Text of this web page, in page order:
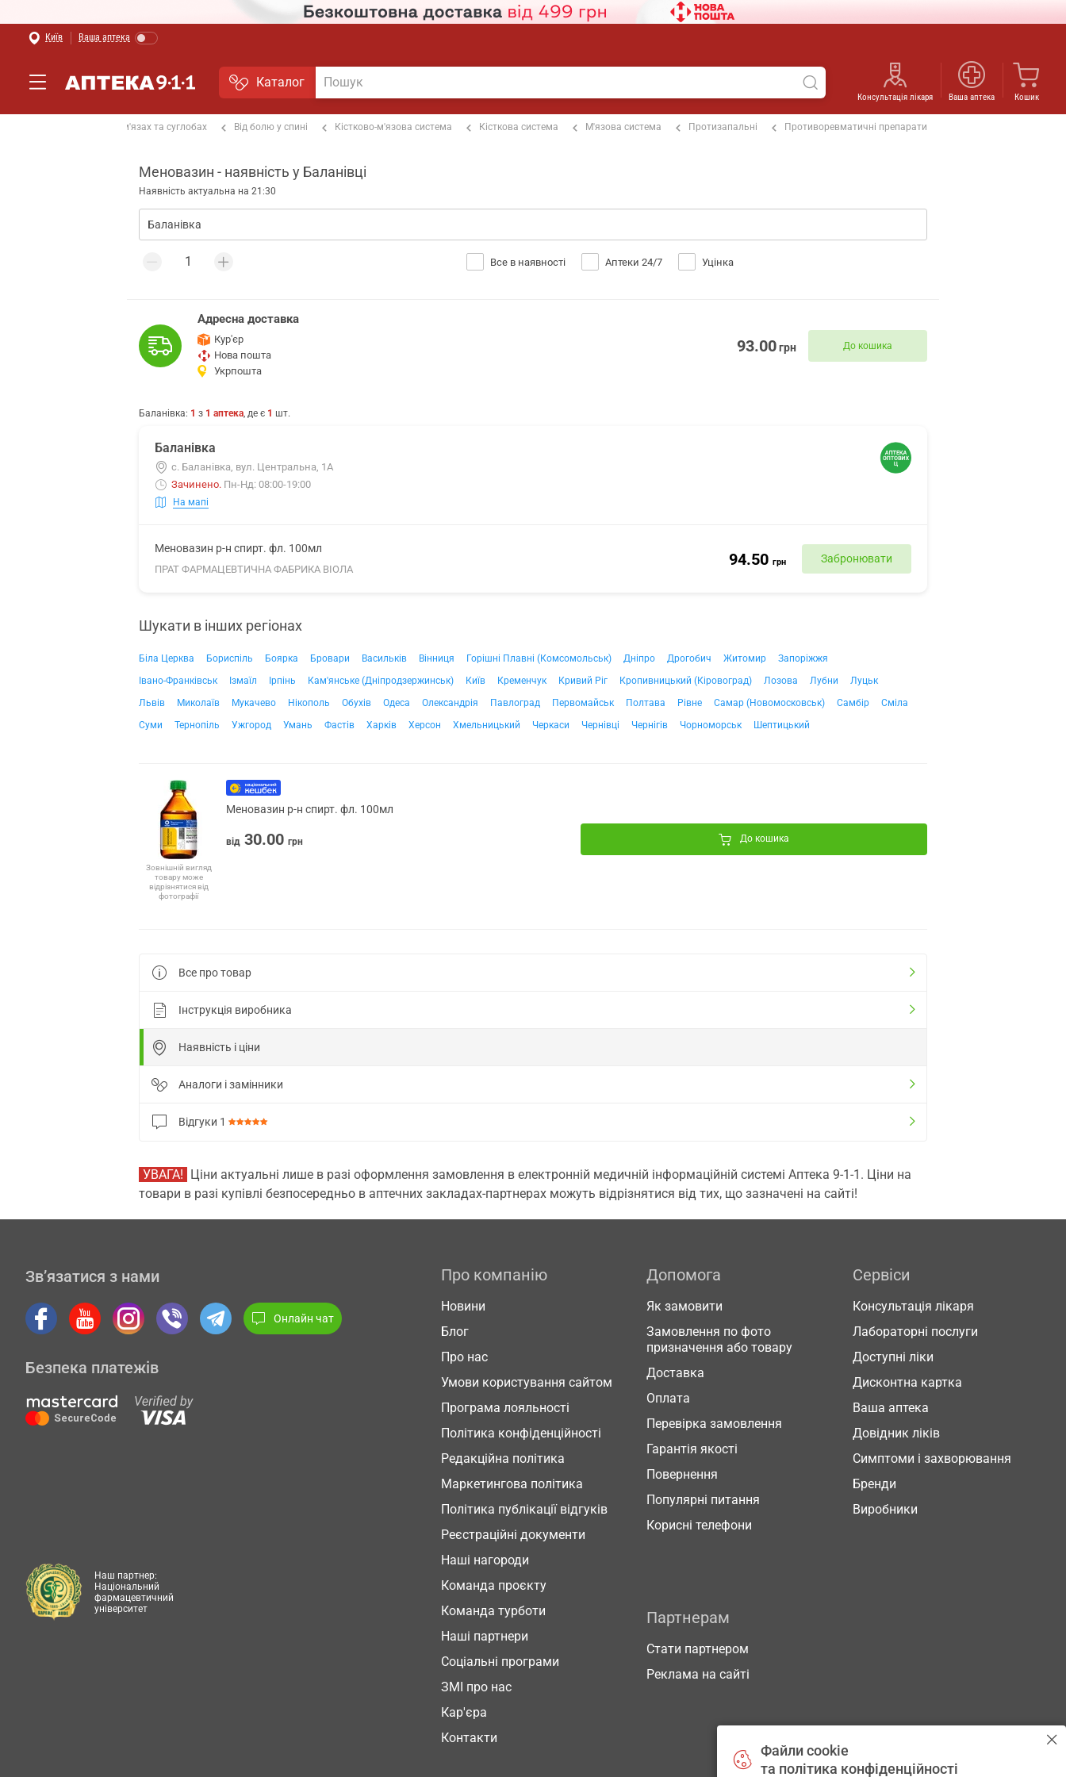
Київ Ваша аптека
Каталог
Консультація лікаря Ваша аптека Кошик
Від болю в м'язах та суглобах Від болю у спині Кістково-м'язова система Кісткова система М'язова система Протизапальні Противоревматичні препарати
Меновазин - наявність у Баланівці
Наявність актуальна на 21:30
Все в наявності Аптеки 24/7 Уцінка
Адресна доставка
Кур'єр
Нова пошта
Укрпошта
93.00грн До кошика
Баланівка: 1 з 1 аптека, де є 1 шт.
Баланівка
с. Баланівка, вул. Центральна, 1А
Зачинено. Пн-Нд: 08:00-19:00
На мапі
Меновазин р-н спирт. фл. 100мл
ПРАТ ФАРМАЦЕВТИЧНА ФАБРИКА ВІОЛА
94.50 грн Забронювати
Шукати в інших регіонах
Біла Церква Бориспіль Боярка Бровари Васильків Вінниця Горішні Плавні (Комсомольськ) Дніпро Дрогобич Житомир
Запоріжжя
Івано-Франківськ
Ізмаїл Ірпінь Кам'янське (Дніпродзержинськ) Київ Кременчук Кривий Ріг Кропивницький (Кіровоград) Лозова Лубни
Луцьк
Львів
Миколаїв Мукачево Нікополь Обухів Одеса Олександрія Павлоград Первомайськ Полтава Рівне Самар (Новомосковськ) Самбір
Сміла
Суми
Тернопіль Ужгород Умань Фастів Харків Херсон Хмельницький Черкаси Чернівці Чернігів Чорноморськ Шептицький
Зовнішній вигляд
товару може
відрізнятися від
фотографії
Меновазин р-н спирт. фл. 100мл
від 30.00 грн До кошика
Все про товар
Інструкція виробника
Наявність і ціни
Аналоги і замінники
Відгуки 1
УВАГА! Ціни актуальні лише в разі оформлення замовлення в електронній медичній інформаційній системі Аптека 9-1-1. Ціни на
товари в разі купівлі безпосередньо в аптечних закладах-партнерах можуть відрізнятися від тих, що зазначені на сайті!
Зв’язатися з нами
Онлайн чат
Безпека платежів
Про компанію
Новини
Блог
Про нас
Умови користування сайтом
Програма лояльності
Політика конфіденційності
Редакційна політика
Маркетингова політика
Політика публікації відгуків
Реєстраційні документи
Наші нагороди
Команда проєкту
Команда турботи
Наші партнери
Соціальні програми
ЗМІ про нас
Кар'єра
Контакти
Допомога
Як замовити
Замовлення по фото
призначення або товару
Доставка
Оплата
Перевірка замовлення
Гарантія якості
Повернення
Популярні питання
Корисні телефони
Сервіси
Консультація лікаря
Лабораторні послуги
Доступні ліки
Дисконтна картка
Ваша аптека
Довідник ліків
Симптоми і захворювання
Бренди
Виробники
Партнерам
Стати партнером
Реклама на сайті
Наш партнер:
Національний
фармацевтичний
університет
Файли cookie
та політика конфіденційності